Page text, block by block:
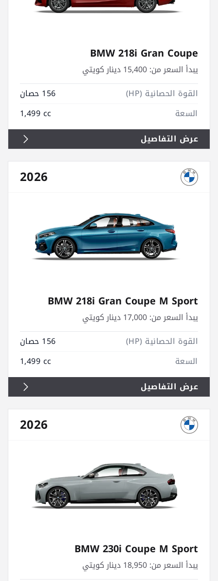
BMW 218i Gran Coupe
يبدأ السعر من:
القوة الحصانية (HP)
156 حصان
السعة
1,499 cc
عرض التفاصيل
2026
BMW 218i Gran Coupe M Sport
يبدأ السعر من:
القوة الحصانية (HP)
156 حصان
السعة
1,499 cc
عرض التفاصيل
2026
BMW 230i Coupe M Sport
يبدأ السعر من: